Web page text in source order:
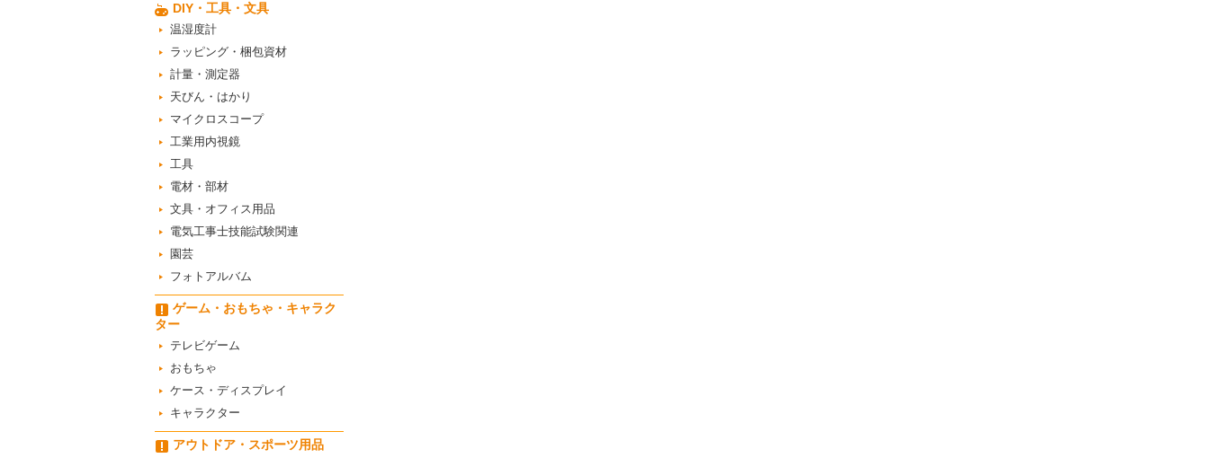
DIY・工具・文具
温湿度計
ラッピング・梱包資材
計量・測定器
天びん・はかり
マイクロスコープ
工業用内視鏡
工具
電材・部材
文具・オフィス用品
電気工事士技能試験関連
園芸
フォトアルバム
ゲーム・おもちゃ・キャラク
ター
テレビゲーム
おもちゃ
ケース・ディスプレイ
キャラクター
アウトドア・スポーツ用品